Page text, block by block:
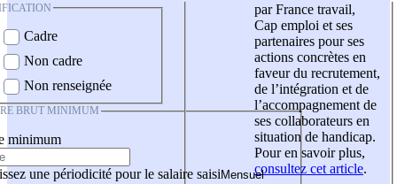
Cadre
Non cadre
Non renseignée
BRUT MINIMUM
minimum
une périodicité pour le salaire saisi
par France travail,
Cap emploi et ses
partenaires pour ses
actions concrètes en
faveur du recrutement,
de l’intégration et de
l’accompagnement de
ses collaborateurs en
situation de handicap.
Pour en savoir plus,
consultez cet article.